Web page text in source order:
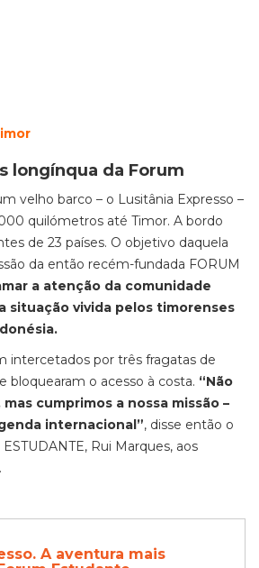
longínqua da Forum
velho barco – o Lusitânia Expresso –
quilómetros até Timor. A bordo
de 23 países. O objetivo daquela
da então recém-fundada FORUM
a atenção da comunidade
situação vivida pelos timorenses
intercetados por três fragatas de
bloquearam o acesso à costa. “Não
cumprimos a nossa missão –
internacional”, disse então o
Rui Marques, aos
A aventura mais